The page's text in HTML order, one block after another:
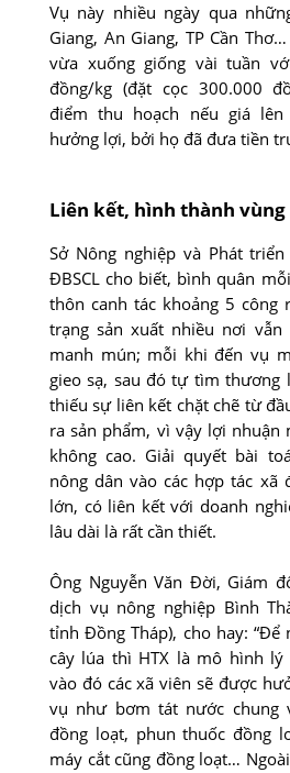
Vụ này nhiều ngày qua
Giang, An Giang, TP Cần
vừa xuống giống vài tuần
đồng/kg (đặt cọc 300.000
điểm thu hoạch nếu giá
hưởng lợi, bởi họ đã đưa tiền
Liên kết, hình thành
Sở Nông nghiệp và Phát
ĐBSCL cho biết, bình quân
thôn canh tác khoảng 5 công
trạng sản xuất nhiều nơi
manh mún; mỗi khi đến vụ
gieo sạ, sau đó tự tìm thương
thiếu sự liên kết chặt chẽ từ
ra sản phẩm, vì vậy lợi nhuận
không cao. Giải quyết bài
nông dân vào các hợp tác xã
lớn, có liên kết với doanh
lâu dài là rất cần thiết.
Ông Nguyễn Văn Đời, Giám
dịch vụ nông nghiệp Bình
tỉnh Đồng Tháp), cho hay:
cây lúa thì HTX là mô hình
vào đó các xã viên sẽ được
vụ như bơm tát nước chung
đồng loạt, phun thuốc đồng
máy cắt cũng đồng loạt…